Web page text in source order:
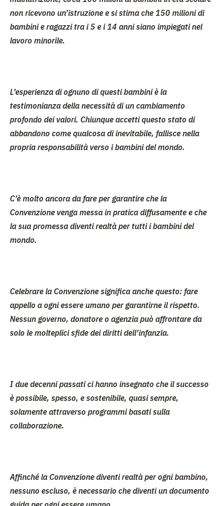
non ricevono un’istruzione e si stima che 150 milioni di
bambini e ragazzi tra i 5 e i 14 anni siano impiegati nel
lavoro minorile.
L’esperienza di ognuno di questi bambini è la
testimonianza della necessità di un cambiamento
profondo dei valori. Chiunque accetti questo stato di
abbandono come qualcosa di inevitabile, fallisce nella
propria responsabilità verso i bambini del mondo.
C’è molto ancora da fare per garantire che la
Convenzione venga messa in pratica diffusamente e che
la sua promessa diventi realtà per tutti i bambini del
mondo.
Celebrare la Convenzione significa anche questo: fare
appello a ogni essere umano per garantirne il rispetto.
Nessun governo, donatore o agenzia può affrontare da
solo le molteplici sfide dei diritti dell’infanzia.
I due decenni passati ci hanno insegnato che il successo
è possibile, spesso, e sostenibile, quasi sempre,
solamente attraverso programmi basati sulla
collaborazione.
Affinché la Convenzione diventi realtà per ogni bambino,
nessuno escluso, è necessario che diventi un documento